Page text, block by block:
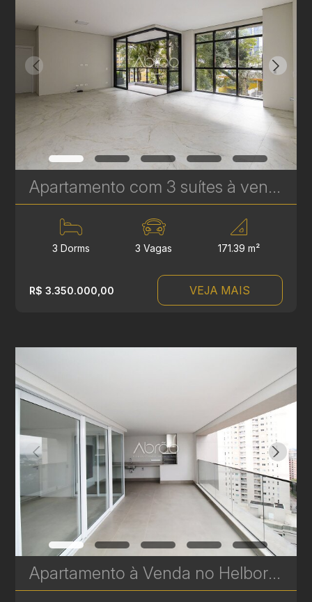
Apartamento com 3 suítes à venda no Edifício Casamia - 171,39 m² | Ref.1769
3 Dorms 3 Vagas 171.39 m²
R$ 3.350.000,00 VEJA MAIS
Apartamento à Venda no Helbor Landscape Ecoville - 4 Suítes - 255 m² | Ref. 1838